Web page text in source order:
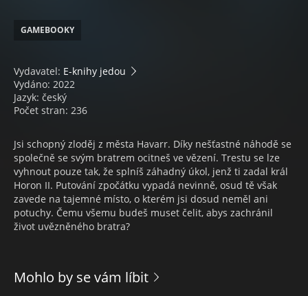
GAMEBOOKY
Vydavatel: E-knihy jedou
Vydáno: 2022
Jazyk: český
Počet stran: 236
Jsi schopný zloděj z města Havarr. Díky nešťastné náhodě se
společně se svým bratrem ocitneš ve vězení. Trestu se lze
vyhnout pouze tak, že splníš záhadný úkol, jenž ti zadal král
Horon II. Putování zpočátku vypadá nevinně, osud tě však
zavede na tajemné místo, o kterém jsi dosud neměl ani
potuchy. Čemu všemu budeš muset čelit, abys zachránil
život uvězněného bratra?
Mohlo by se vám líbit